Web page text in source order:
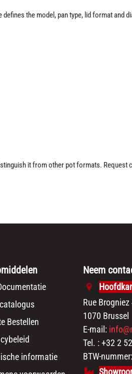
the model, pan type, lid format and
it from other pot formats.
Bestellen
informatie
Neem
Rue Brogniez
1070 Brussel
E-mail:
Tel. : +32 2
BTW-